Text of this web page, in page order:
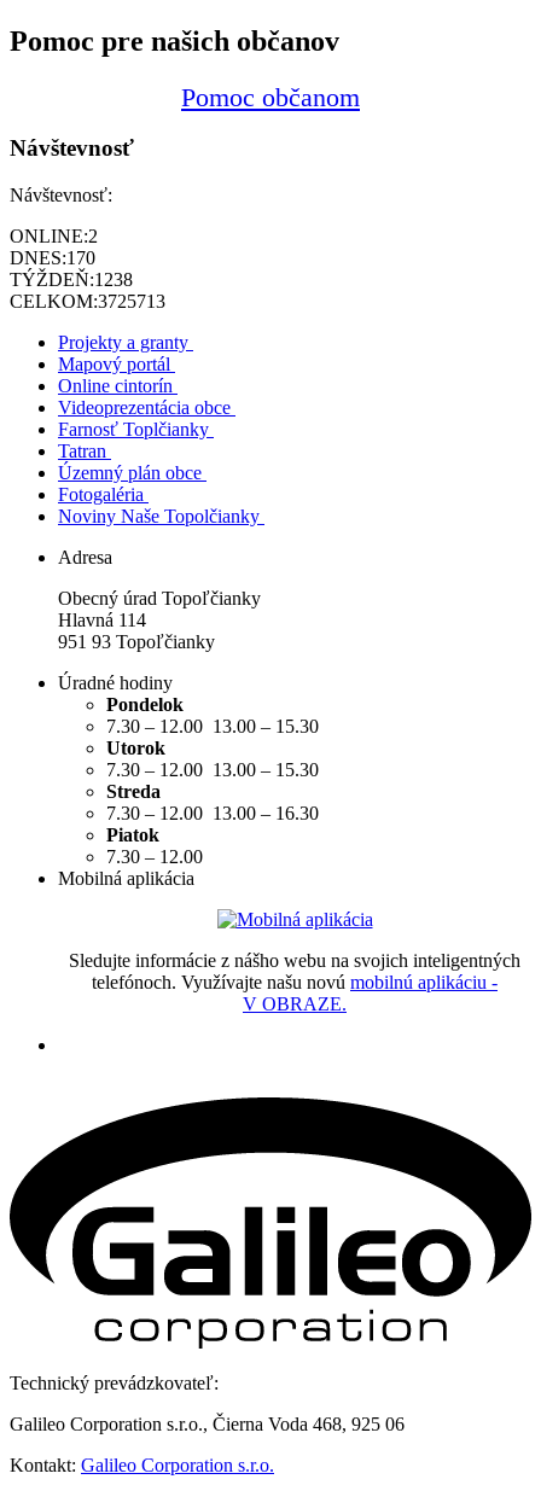
Pomoc pre našich občanov
Pomoc občanom
Návštevnosť
Návštevnosť:
ONLINE:2
DNES:170
TÝŽDEŇ:1238
CELKOM:3725713
Projekty a granty
Mapový portál
Online cintorín
Videoprezentácia obce
Farnosť Toplčianky
Tatran
Územný plán obce
Fotogaléria
Noviny Naše Topolčianky
Adresa
Obecný úrad Topoľčianky
Hlavná 114
951 93 Topoľčianky
Úradné hodiny
Pondelok
7.30 – 12.00 13.00 – 15.30
Utorok
7.30 – 12.00 13.00 – 15.30
Streda
7.30 – 12.00 13.00 – 16.30
Piatok
7.30 – 12.00
Mobilná aplikácia
Sledujte informácie z nášho webu na svojich inteligentných
telefónoch. Využívajte našu novú mobilnú aplikáciu -
V OBRAZE.
Technický prevádzkovateľ:
Galileo Corporation s.r.o., Čierna Voda 468, 925 06
Kontakt: Galileo Corporation s.r.o.